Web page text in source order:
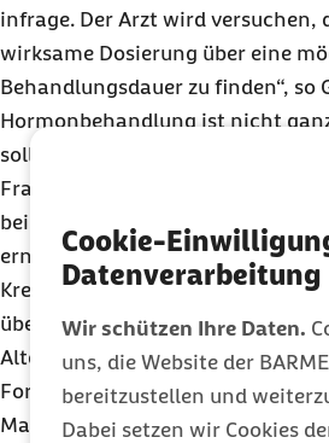
Cookie-
Datenverarbeitung
Wir schützen Ihre Daten.
uns, die Website der
bereitzustellen und
Dabei setzen wir Cookies
infrage. Der Arzt wird versuchen,
wirksame Dosierung über eine
Behandlungsdauer zu finden“, so
Hormonbehandlung ist nicht
sollte daher sorgfältig mit dem
Frauenarzt abgewogen werden.
beispielsweise auf ein erhöhtes
ernsthafte Erkrankungen wie
Kreislauf-Erkrankungen hin, wenn
über mehrere Jahre
Alternative sind pflanzliche
Form von
Markt, die pflanzliche